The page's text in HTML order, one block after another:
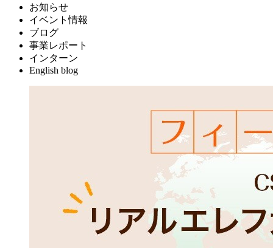
お知らせ
イベント情報
ブログ
事業レポート
インターン
English blog